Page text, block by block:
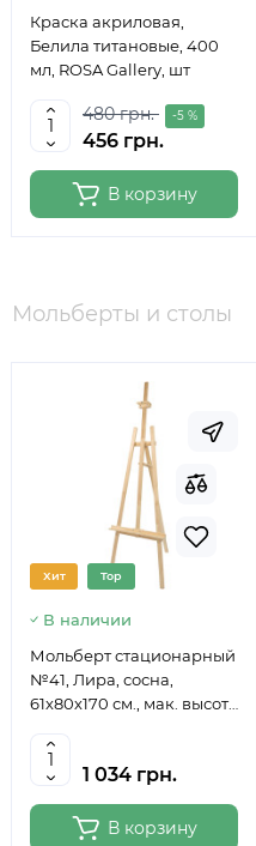
Краска акриловая,
Белила титановые, 400
мл, ROSA Gallery, шт
480 грн. -5 %
456 грн.
В корзину
Мольберты и столы
Хит Top
В наличии
Мольберт стационарный
№41, Лира, сосна,
61х80х170 см., мак. высота
Studio
1 034 грн.
В корзину